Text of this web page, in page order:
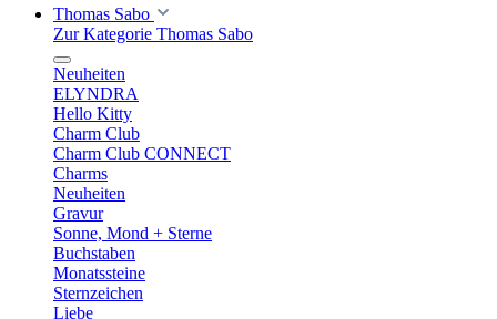
Thomas Sabo
Zur Kategorie Thomas Sabo
Neuheiten
ELYNDRA
Hello Kitty
Charm Club
Charm Club CONNECT
Charms
Neuheiten
Gravur
Sonne, Mond + Sterne
Buchstaben
Monatssteine
Sternzeichen
Liebe